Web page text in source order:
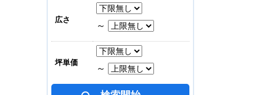
M.BALANCE MIDOSUJI
HOMMACHI
賃料合計
616,056
地上 3/10
30.88坪(101.904㎡)
広さ
～
坪単価
～